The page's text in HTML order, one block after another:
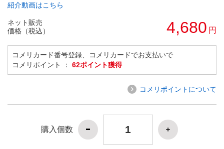
紹介動画はこちら
ネット販売
価格（税込）
4,680 円
コメリカード番号登録、コメリカードでお支払いで
コメリポイント ： 62ポイント獲得
コメリポイントについて
購入個数